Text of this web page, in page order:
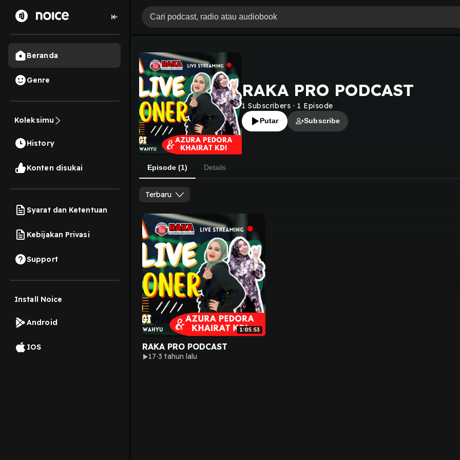
Beranda
Genre
Koleksimu
History
Konten disukai
Syarat dan Ketentuan
Kebijakan Privasi
Support
Install Noice
Android
IOS
RAKA PRO PODCAST
1 Subscribers · 1 Episode
Putar Subscribe
Episode (1) Details
Terbaru
1:05:53
RAKA PRO PODCAST
17 3 tahun lalu